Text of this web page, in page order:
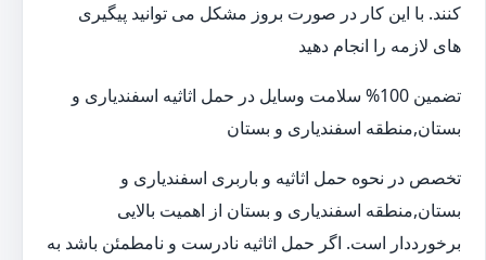
کنند. با این کار در صورت بروز مشکل می توانید پیگیری
های لازمه را انجام دهید
تضمین 100% سلامت وسایل در حمل اثاثیه اسفندیاری و
بستان,منطقه اسفندیاری و بستان
تخصص در نحوه حمل اثاثیه و باربری اسفندیاری و
بستان,منطقه اسفندیاری و بستان از اهمیت بالایی
برخورددار است. اگر حمل اثاثیه نادرست و نامطمئن باشد به